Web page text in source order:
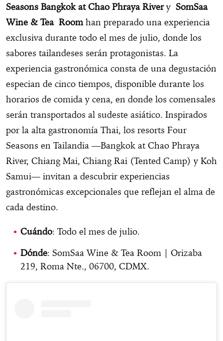
Seasons Bangkok at Chao Phraya River y SomSaa
Wine & Tea Room han preparado una experiencia
exclusiva durante todo el mes de julio, donde los
sabores tailandeses serán protagonistas. La
experiencia gastronómica consta de una degustación
especian de cinco tiempos, disponible durante los
horarios de comida y cena, en donde los comensales
serán transportados al sudeste asiático. Inspirados
por la alta gastronomía Thai, los resorts Four
Seasons en Tailandia —Bangkok at Chao Phraya
River, Chiang Mai, Chiang Rai (Tented Camp) y Koh
Samui— invitan a descubrir experiencias
gastronómicas excepcionales que reflejan el alma de
cada destino.
Cuándo: Todo el mes de julio.
Dónde: SomSaa Wine & Tea Room | Orizaba
219, Roma Nte., 06700, CDMX.